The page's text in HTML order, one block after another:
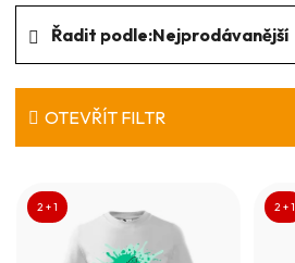
Ř
a
z
e
n
p
Řadit podle:Nejprodávanější
OTEVŘÍT FILTR
V
ý 2 + 1 2 + 1